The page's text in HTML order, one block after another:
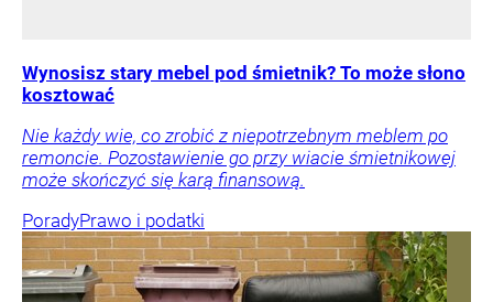
Wynosisz stary mebel pod śmietnik? To może słono
kosztować
Nie każdy wie, co zrobić z niepotrzebnym meblem po
remoncie. Pozostawienie go przy wiacie śmietnikowej
może skończyć się karą finansową.
PoradyPrawo i podatki